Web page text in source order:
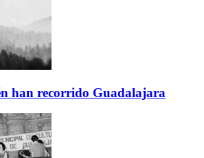
han recorrido Guadalajara